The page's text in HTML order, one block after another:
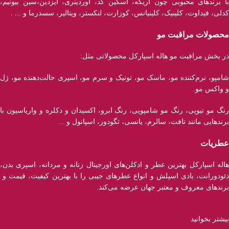
با برند‌های محبوبی چون اریکه، اسکین کد، اوردینری، ایزدین،سین بیونیم،
کدلی، فیداوت، کلینیک، کلینیانس، کوزارت، لنکستر، ویتالیر، سسدرما و ... .
محصولات مراقبت مو
در بخش مراقبت مو هاله اسپارکل محصولاتی مثل:
شامپو، نرم‌کننده مو، ماسک مو، تونیک و سرم مو، اسپری حالت‌دهنده مو، ژل
و واکس مو.
رنگ مو تیوپی، رنگ مو شامپویی، رنگ ابرو، اکسیدان و دکلره و واریاسیون با
برند‌هایی مانند تافت، سالرم، یانسی، تگودور، اسپانول و ...
عطریات
هاله اسپارکل بهترین عطر و ادکلن‌های اورجینال زنانه و مردانه، اسپری بدن،
دئودورانت، بادی اسپلش و انواع عطر‌های جیبی را با بهترین کیفیت، قیمت و
برندهای معروف و معتبر جهان عرضه می‌کند.
بیشتر بخوانید